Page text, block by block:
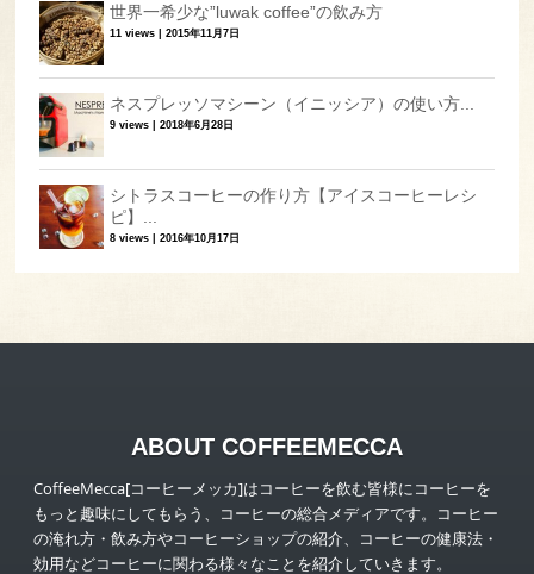
世界一希少な”luwak coffee”の飲み方
11 views |2015年11月7日
ネスプレッソマシーン（イニッシア）の使い方...
9 views |2018年6月28日
シトラスコーヒーの作り方【アイスコーヒーレシ
ピ】...
8 views |2016年10月17日
ABOUT COFFEEMECCA
CoffeeMecca[コーヒーメッカ]はコーヒーを飲む皆様にコーヒーを
もっと趣味にしてもらう、コーヒーの総合メディアです。コーヒー
の淹れ方・飲み方やコーヒーショップの紹介、コーヒーの健康法・
効用などコーヒーに関わる様々なことを紹介していきます。